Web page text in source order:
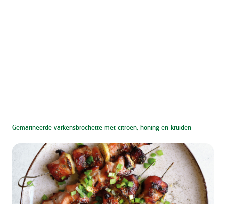
Gemarineerde varkensbrochette met citroen, honing en kruiden